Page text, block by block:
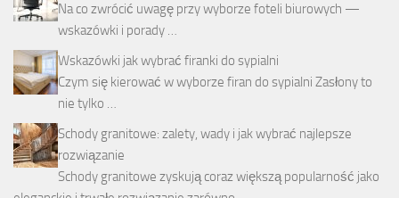
Na co zwrócić uwagę przy wyborze foteli biurowych —
wskazówki i porady …
Wskazówki jak wybrać firanki do sypialni
Czym się kierować w wyborze firan do sypialni Zasłony to
nie tylko …
Schody granitowe: zalety, wady i jak wybrać najlepsze
rozwiązanie
Schody granitowe zyskują coraz większą popularność jako